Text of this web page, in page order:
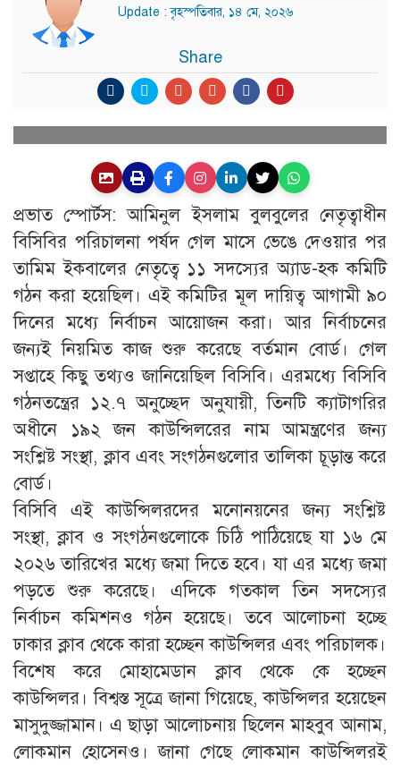
Update : বৃহস্পতিবার, ১৪ মে, ২০২৬
Share
প্রভাত স্পোর্টস: আমিনুল ইসলাম বুলবুলের নেতৃত্বাধীন
বিসিবির পরিচালনা পর্ষদ গেল মাসে ভেঙে দেওয়ার পর
তামিম ইকবালের নেতৃত্বে ১১ সদস্যের অ্যাড-হক কমিটি
গঠন করা হয়েছিল। এই কমিটির মূল দায়িত্ব আগামী ৯০
দিনের মধ্যে নির্বাচন আয়োজন করা। আর নির্বাচনের
জন্যই নিয়মিত কাজ শুরু করেছে বর্তমান বোর্ড। গেল
সপ্তাহে কিছু তথ্যও জানিয়েছিল বিসিবি। এরমধ্যে বিসিবি
গঠনতন্ত্রের ১২.৭ অনুচ্ছেদ অনুযায়ী, তিনটি ক্যাটাগরির
অধীনে ১৯২ জন কাউন্সিলরের নাম আমন্ত্রণের জন্য
সংশ্লিষ্ট সংস্থা, ক্লাব এবং সংগঠনগুলোর তালিকা চূড়ান্ত করে
বোর্ড।
বিসিবি এই কাউন্সিলরদের মনোনয়নের জন্য সংশ্লিষ্ট
সংস্থা, ক্লাব ও সংগঠনগুলোকে চিঠি পাঠিয়েছে যা ১৬ মে
২০২৬ তারিখের মধ্যে জমা দিতে হবে। যা এর মধ্যে জমা
পড়তে শুরু করেছে। এদিকে গতকাল তিন সদস্যের
নির্বাচন কমিশনও গঠন হয়েছে। তবে আলোচনা হচ্ছে
ঢাকার ক্লাব থেকে কারা হচ্ছেন কাউন্সিলর এবং পরিচালক।
বিশেষ করে মোহামেডান ক্লাব থেকে কে হচ্ছেন
কাউন্সিলর। বিশ্বস্ত সূত্রে জানা গিয়েছে, কাউন্সিলর হয়েছেন
মাসুদুজ্জামান। এ ছাড়া আলোচনায় ছিলেন মাহবুব আনাম,
লোকমান হোসেনও। জানা গেছে লোকমান কাউন্সিলরই